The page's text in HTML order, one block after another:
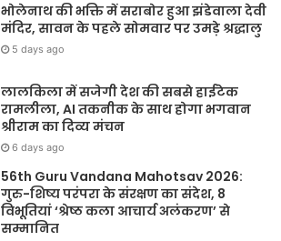
भोलेनाथ की भक्ति में सराबोर हुआ झंडेवाला देवी
मंदिर, सावन के पहले सोमवार पर उमड़े श्रद्धालु
5 days ago
लालकिला में सजेगी देश की सबसे हाईटेक
रामलीला, AI तकनीक के साथ होगा भगवान
श्रीराम का दिव्य मंचन
6 days ago
56th Guru Vandana Mahotsav 2026:
गुरु-शिष्य परंपरा के संरक्षण का संदेश, 8
विभूतियां ‘श्रेष्ठ कला आचार्य अलंकरण’ से
सम्मानित